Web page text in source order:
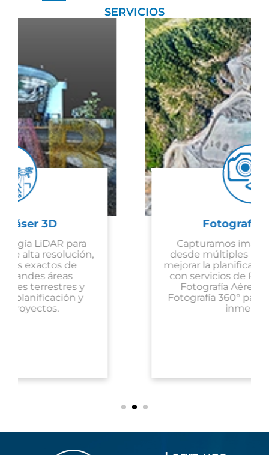
SERVICIOS
Capturamos imágenes precisas
desde múltiples perspectivas para
mejorar la planificación de proyectos,
con servicios de Fotogrametría 3D,
Fotografía Aérea con drones, y
Fotografía 360° para visualizaciones